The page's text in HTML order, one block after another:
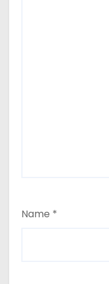
Name *